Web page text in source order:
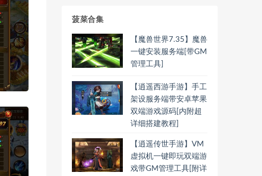
菠菜合集
【魔兽世界7.35】魔兽
一键安装服务端[带GM
管理工具]
【逍遥西游手游】手工
架设服务端带安卓苹果
双端游戏源码[内附超
详细搭建教程]
【逍遥传世手游】VM
虚拟机一键即玩双端游
戏带GM管理工具[附详